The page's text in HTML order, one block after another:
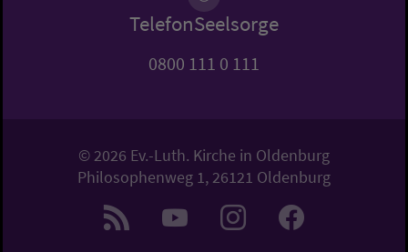
TelefonSeelsorge
0800 111 0 111
© 2026 Ev.-Luth. Kirche in Oldenburg
Philosophenweg 1, 26121 Oldenburg